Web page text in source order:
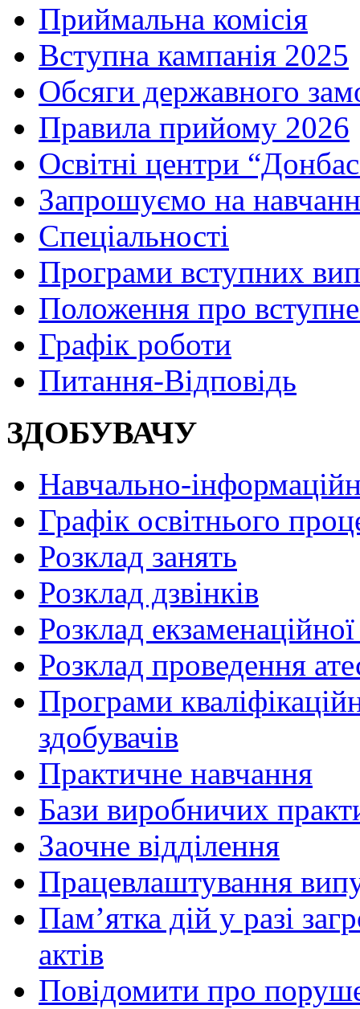
Приймальна комісія
Вступна кампанія 2025
Обсяги державного
Правила прийому 2026
Освітні центри
Запрошуємо на
Спеціальності
Програми вступних
Положення про
Графік роботи
Питання-Відповідь
ЗДОБУВАЧУ
Навчально-
Графік освітнього
Розклад занять
Розклад дзвінків
Розклад екзаменаційної
Розклад проведення
Програми
здобувачів
Практичне навчання
Бази виробничих
Заочне відділення
Працевлаштування
Пам’ятка дій у разі
актів
Повідомити про